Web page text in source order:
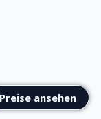
Preise ansehen